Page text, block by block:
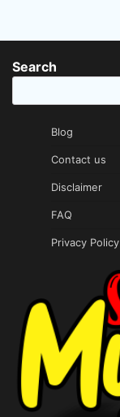
Search
Blog
Contact us
Disclaimer
FAQ
Privacy Policy